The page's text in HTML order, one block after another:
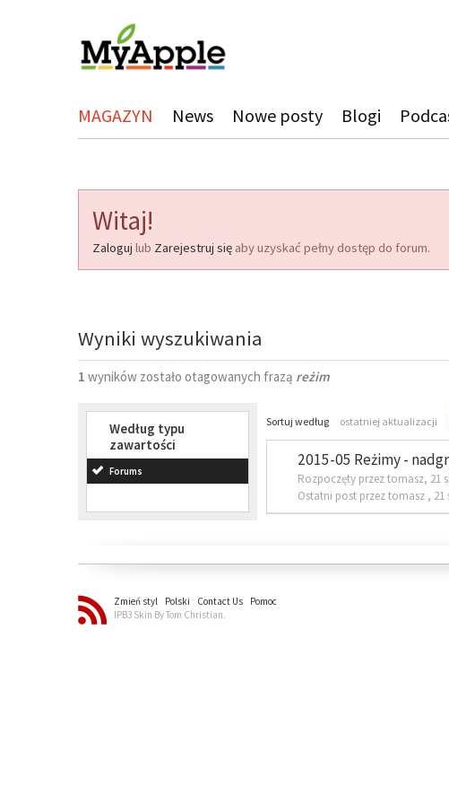
MAGAZYN News Nowe posty Blogi
Witaj!
Zaloguj lub Zarejestruj się aby uzyskać pełny dostęp do forum.
Wyniki wyszukiwania
1 wyników zostało otagowanych frazą reżim
Według typu
zawartości
Forums
Sortuj według ostatniej aktualizacji
2015-05 Reżimy -
Rozpoczęty przez tomasz, 21
Ostatni post przez tomasz , 21
Zmień styl Polski Contact Us
Pomoc
IPB3 Skin By Tom Christian.